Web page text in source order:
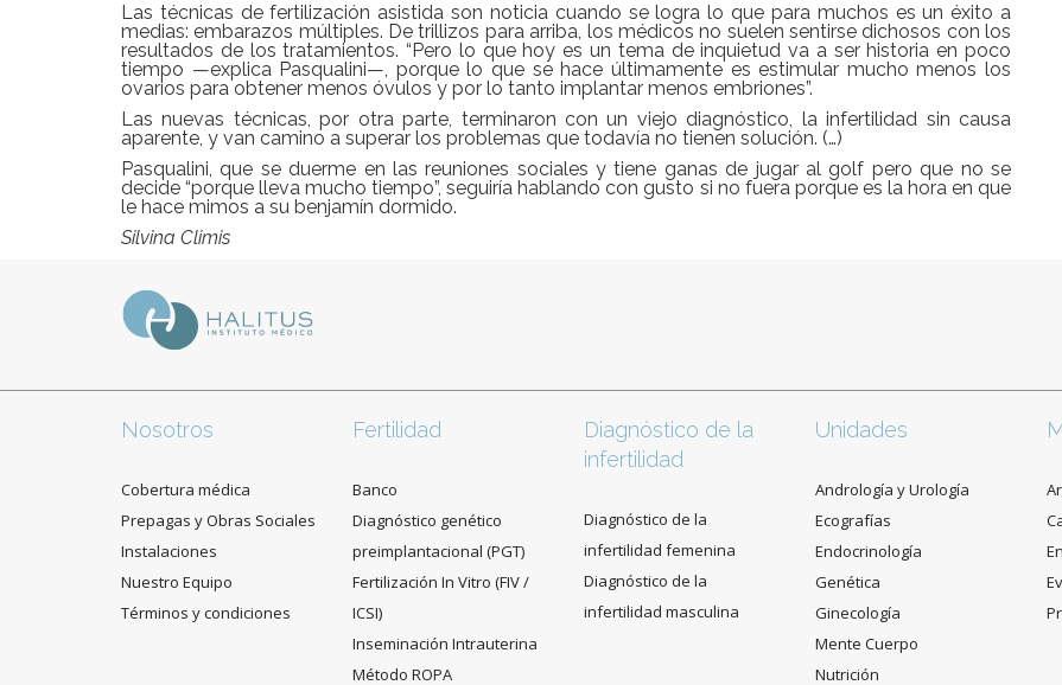
Las técnicas de fertilización asistida son noticia cuando se logra lo que para muchos es un éxito a
medias: embarazos múltiples. De trillizos para arriba, los médicos no suelen sentirse dichosos con los
resultados de los tratamientos. “Pero lo que hoy es un tema de inquietud va a ser historia en poco
tiempo —explica Pasqualini—, porque lo que se hace últimamente es estimular mucho menos los
ovarios para obtener menos óvulos y por lo tanto implantar menos embriones”.
Las nuevas técnicas, por otra parte, terminaron con un viejo diagnóstico, la infertilidad sin causa
aparente, y van camino a superar los problemas que todavía no tienen solución. (…)
Pasqualini, que se duerme en las reuniones sociales y tiene ganas de jugar al golf pero que no se
decide “porque lleva mucho tiempo”, seguiría hablando con gusto si no fuera porque es la hora en que
le hace mimos a su benjamín dormido.
Silvina Climis
Nosotros
Cobertura médica
Prepagas y Obras Sociales
Instalaciones
Nuestro Equipo
Términos y condiciones
Fertilidad
Banco
Diagnóstico genético
preimplantacional (PGT)
Fertilización In Vitro (FIV /
ICSI)
Inseminación Intrauterina
Método ROPA
Diagnóstico de la
infertilidad
Diagnóstico de la
infertilidad femenina
Diagnóstico de la
infertilidad masculina
Unidades
Andrología y Urología
Ecografías
Endocrinología
Genética
Ginecología
Mente Cuerpo
Nutrición